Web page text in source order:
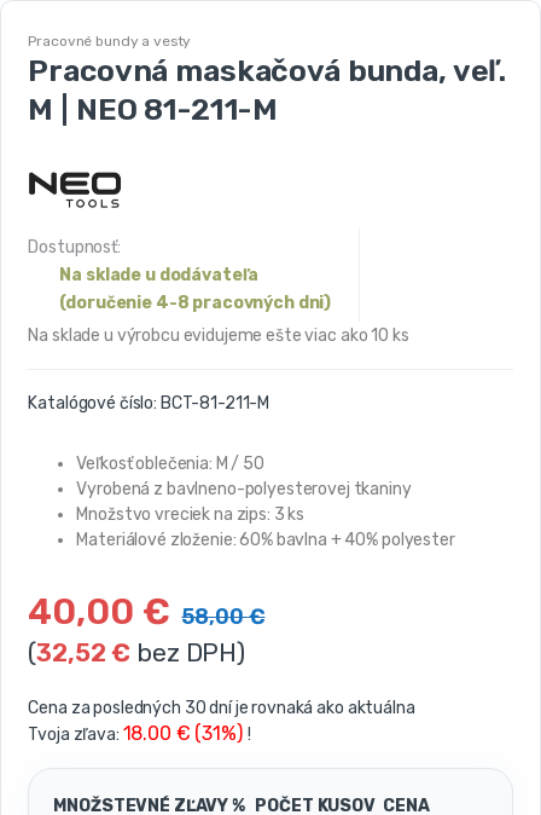
Pracovné bundy a vesty
Pracovná maskačová bunda, veľ.
M | NEO 81-211-M
Dostupnosť:
Na sklade u dodávateľa
(doručenie 4-8 pracovných dni)
Na sklade u výrobcu evidujeme ešte viac ako 10 ks
Katalógové číslo: BCT-81-211-M
Veľkosť oblečenia: M / 50
Vyrobená z bavlneno-polyesterovej tkaniny
Množstvo vreciek na zips: 3 ks
Materiálové zloženie: 60% bavlna + 40% polyester
40,00 € 58,00€
(32,52€ bez DPH)
Cena za posledných 30 dní je rovnaká ako aktuálna
Tvoja zľava: 18.00 € (31%) !
MNOŽSTEVNÉ ZĽAVY % POČET KUSOV CENA